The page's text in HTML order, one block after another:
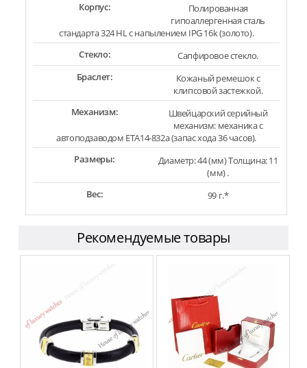
Корпус:
Полированная
гипоаллергенная сталь
стандарта 324 HL с напылением IPG 16k (золото).
Стекло:
Сапфировое стекло.
Браслет:
Кожаный ремешок с
клипсовой застежкой.
Механизм:
Швейцарский серийный
механизм: механика с
автоподзаводом ETA14-832a (запас хода 36 часов).
Размеры:
Диаметр: 44 (мм) Толщина: 11
(мм) .
Вес:
99 г.*
Рекомендуемые товары